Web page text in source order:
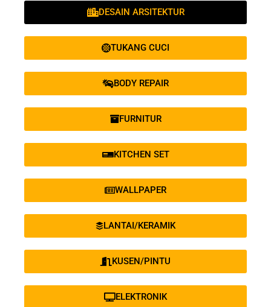
DESAIN ARSITEKTUR
TUKANG CUCI
BODY REPAIR
FURNITUR
KITCHEN SET
WALLPAPER
LANTAI/KERAMIK
KUSEN/PINTU
ELEKTRONIK